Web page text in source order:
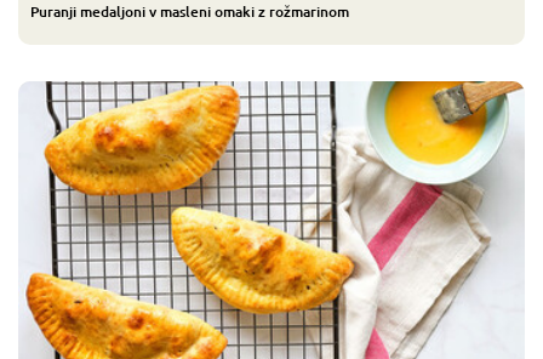
Puranji medaljoni v masleni omaki z rožmarinom